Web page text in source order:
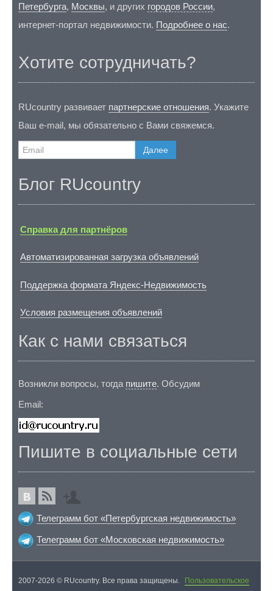
Петербурга, Москвы, и других городов России,
интернет-портал недвижимости. Подробнее о нас.
Хотите сотрудничать?
RUcountry развивает партнерские отношения. Укажите
Ваш e-mail, мы обязательно с Вами свяжемся.
Далее
Блог RUcountry
Справка для партнёров
Автоматизированная загрузка объявлений
Поддержка формата Яндекс-Недвижимость
Условия размещения объявлений
Как с нами связаться
Возникли вопросы, тогда пишите. Обсудим
Email:
Пишите в социальные сети
Телеграмм бот «Петербургская недвижимость»
Телеграмм бот «Московская недвижимость»
2007-2026 © RUcountry. Все права защищены.
Пользовательское